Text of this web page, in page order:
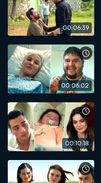
00:06:39
00:06:02
00:10:18